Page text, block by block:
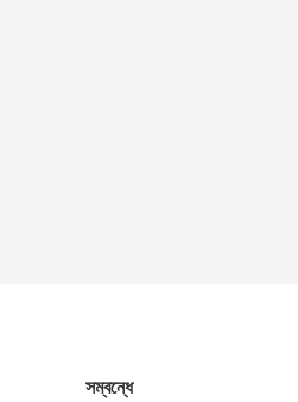
সম্বন্ধে